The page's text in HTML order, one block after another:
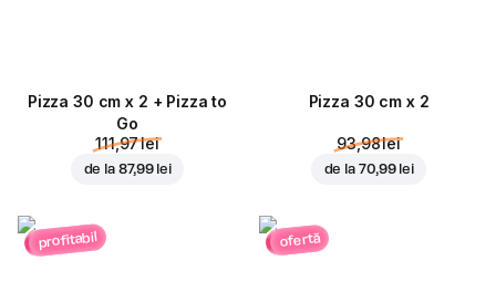
Pizza 30 cm x 2 + Pizza to
Go
111,97 lei
de la 87,99 lei
Pizza 30 cm x 2
93,98 lei
de la 70,99 lei
profitabil ofertă